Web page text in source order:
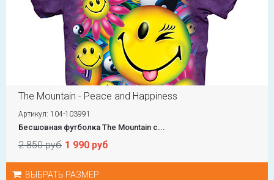
The Mountain - Peace and Happiness
Артикул: 104-103991
Бесшовная футболка The Mountain с...
2 850 руб 1 990 руб
ВЫБРАТЬ РАЗМЕР